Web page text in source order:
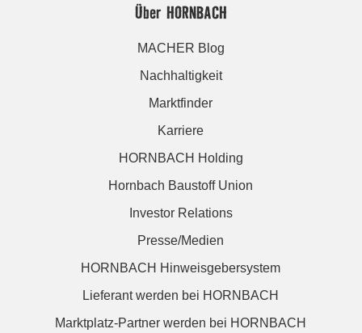
Über HORNBACH
MACHER Blog
Nachhaltigkeit
Marktfinder
Karriere
HORNBACH Holding
Hornbach Baustoff Union
Investor Relations
Presse/Medien
HORNBACH Hinweisgebersystem
Lieferant werden bei HORNBACH
Marktplatz-Partner werden bei HORNBACH